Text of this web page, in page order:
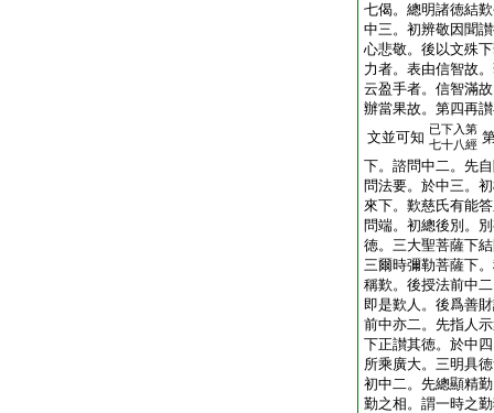
七偈。總明諸徳結
中三。初辨敬因聞
心悲敬。後以文殊
力者。表由信智故
云盈手者。信智滿
辦當果故。第四再
文並可知 已下入第
七十八經
下。諮問中二。先
問法要。於中三。
來下。歎慈氏有能
問端。初總後別。
徳。三大聖菩薩下
三爾時彌勒菩薩下
稱歎。後授法前中
即是歎人。後爲善
前中亦二。先指人
下正讃其徳。於中
所乘廣大。三明具
初中二。先總顯精
勤之相。謂一時之